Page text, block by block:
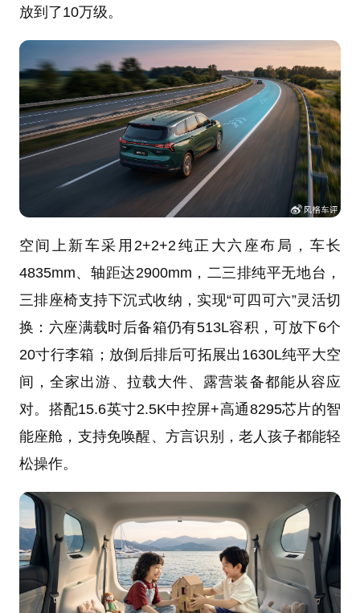
放到了10万级。
空间上新车采用2+2+2纯正大六座布局，车长
4835mm、轴距达2900mm，二三排纯平无地台，
三排座椅支持下沉式收纳，实现“可四可六”灵活切
换：六座满载时后备箱仍有513L容积，可放下6个
20寸行李箱；放倒后排后可拓展出1630L纯平大空
间，全家出游、拉载大件、露营装备都能从容应
对。搭配15.6英寸2.5K中控屏+高通8295芯片的智
能座舱，支持免唤醒、方言识别，老人孩子都能轻
松操作。